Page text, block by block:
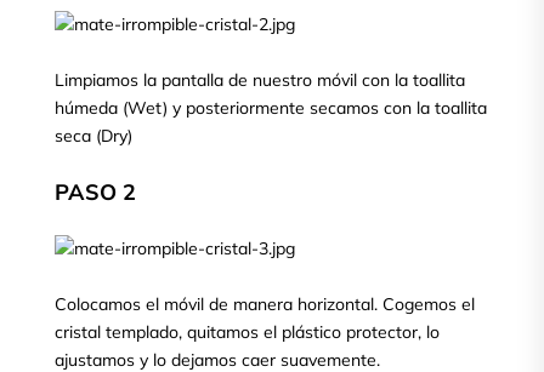
Limpiamos la pantalla de nuestro móvil con la toallita
húmeda (Wet) y posteriormente secamos con la toallita
seca (Dry)
PASO 2
Colocamos el móvil de manera horizontal. Cogemos el
cristal templado, quitamos el plástico protector, lo
ajustamos y lo dejamos caer suavemente.